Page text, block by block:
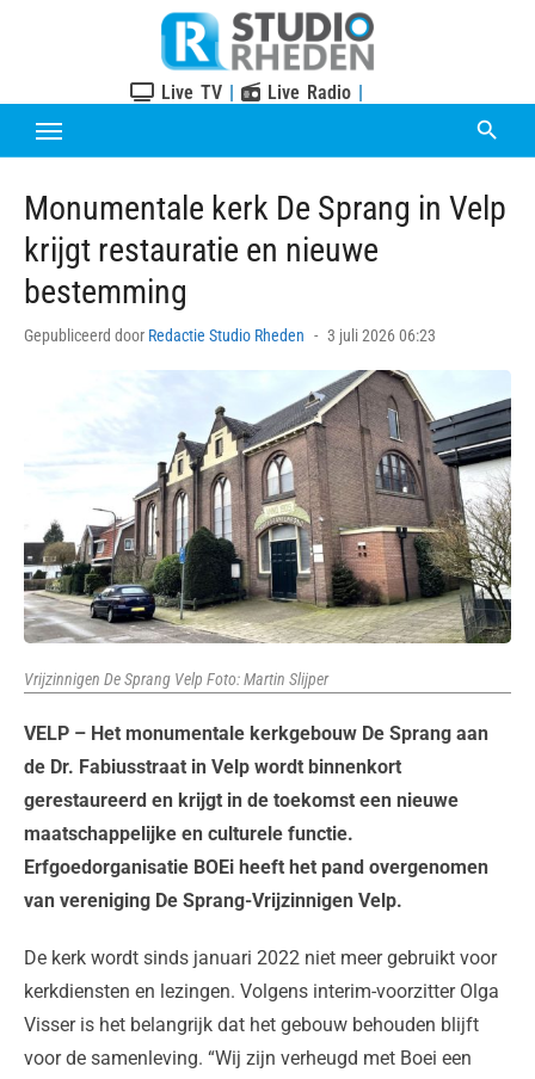
Live TV | Live Radio |
Monumentale kerk De Sprang in Velp
krijgt restauratie en nieuwe
bestemming
Gepubliceerd door Redactie Studio Rheden
Posted
3 juli 2026 06:23
Vrijzinnigen De Sprang Velp Foto: Martin Slijper
VELP – Het monumentale kerkgebouw De Sprang aan
de Dr. Fabiusstraat in Velp wordt binnenkort
gerestaureerd en krijgt in de toekomst een nieuwe
maatschappelijke en culturele functie.
Erfgoedorganisatie BOEi heeft het pand overgenomen
van vereniging De Sprang-Vrijzinnigen Velp.
De kerk wordt sinds januari 2022 niet meer gebruikt voor
kerkdiensten en lezingen. Volgens interim-voorzitter Olga
Visser is het belangrijk dat het gebouw behouden blijft
voor de samenleving. “Wij zijn verheugd met Boei een